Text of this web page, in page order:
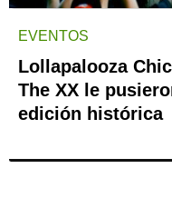
EVENTOS
Lollapalooza
The XX le
edición histórica